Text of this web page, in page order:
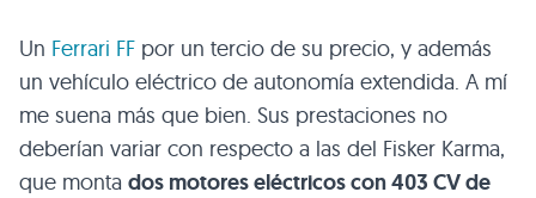
Un Ferrari FF por un tercio de su precio, y además
un vehículo eléctrico de autonomía extendida. A mí
me suena más que bien. Sus prestaciones no
deberían variar con respecto a las del Fisker Karma,
que monta dos motores eléctricos con 403 CV de